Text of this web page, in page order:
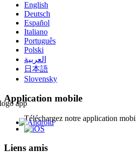
English
Deutsch
Español
Italiano
Português
Polski
العربية
日本語
Slovensky
Application mobile
Téléchargez notre application
Liens amis